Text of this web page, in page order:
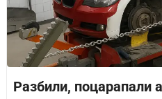
Разбили, поцарапали